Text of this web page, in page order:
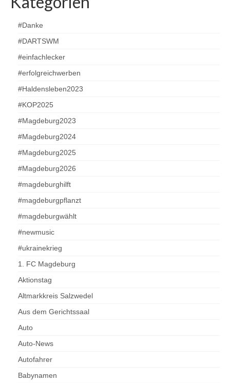
#Danke
#DARTSWM
#einfachlecker
#erfolgreichwerben
#Haldensleben2023
#KOP2025
#Magdeburg2023
#Magdeburg2024
#Magdeburg2025
#Magdeburg2026
#magdeburghilft
#magdeburgpflanzt
#magdeburgwählt
#newmusic
#ukrainekrieg
1. FC Magdeburg
Aktionstag
Altmarkkreis Salzwedel
Aus dem Gerichtssaal
Auto
Auto-News
Autofahrer
Babynamen